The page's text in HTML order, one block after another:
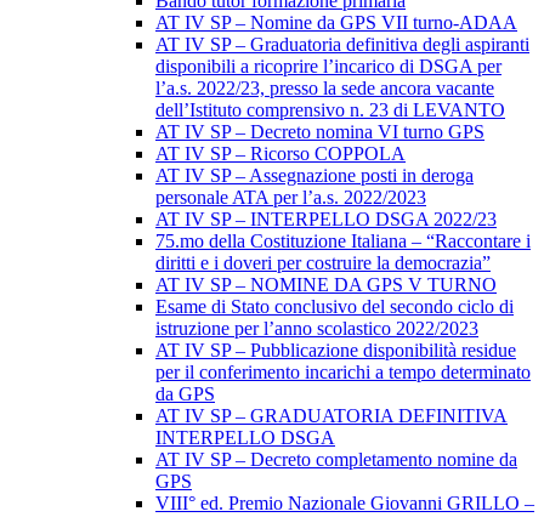
AT IV SP – Nomine da GPS VII turno-ADAA
AT IV SP – Graduatoria definitiva degli aspiranti
disponibili a ricoprire l’incarico di DSGA per
l’a.s. 2022/23, presso la sede ancora vacante
dell’Istituto comprensivo n. 23 di LEVANTO
AT IV SP – Decreto nomina VI turno GPS
AT IV SP – Ricorso COPPOLA
AT IV SP – Assegnazione posti in deroga
personale ATA per l’a.s. 2022/2023
AT IV SP – INTERPELLO DSGA 2022/23
75.mo della Costituzione Italiana – “Raccontare i
diritti e i doveri per costruire la democrazia”
AT IV SP – NOMINE DA GPS V TURNO
Esame di Stato conclusivo del secondo ciclo di
istruzione per l’anno scolastico 2022/2023
AT IV SP – Pubblicazione disponibilità residue
per il conferimento incarichi a tempo determinato
da GPS
AT IV SP – GRADUATORIA DEFINITIVA
INTERPELLO DSGA
AT IV SP – Decreto completamento nomine da
GPS
VIII° ed. Premio Nazionale Giovanni GRILLO –